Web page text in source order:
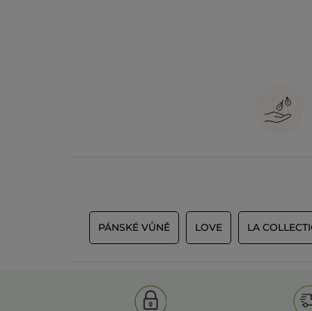
PÁNSKÉ VŮNĚ LOVE LA